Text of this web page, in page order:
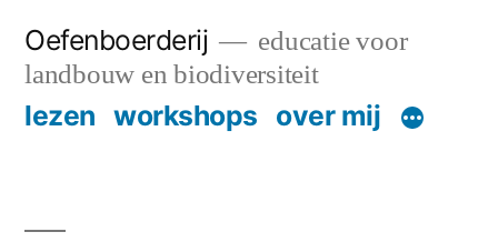
content
Oefenboerderij
educatie voor
landbouw en biodiversiteit
lezen workshops over mij